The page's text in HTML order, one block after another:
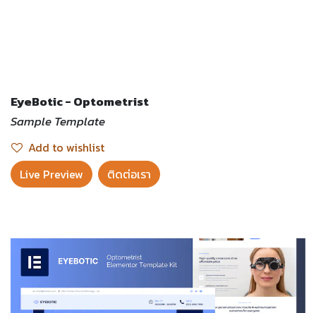
EyeBotic - Optometrist
Sample Template
Add to wishlist
Live Preview​
ติดต่อเรา